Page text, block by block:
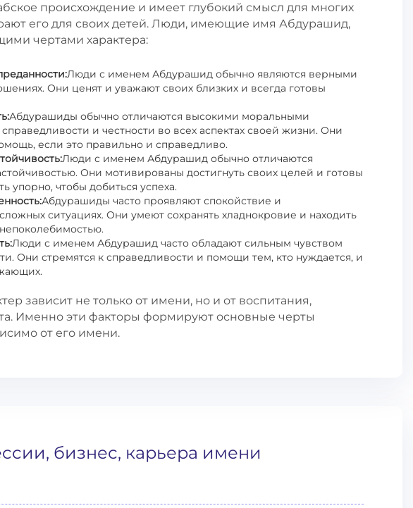
происхождение и имеет глубокий смысл для многих
его для своих детей. Люди, имеющие имя Абдурашид,
чертами характера:
Люди с именем Абдурашид обычно являются верными
Они ценят и уважают своих близких и всегда готовы
Абдурашиды обычно отличаются высокими моральными
и честности во всех аспектах своей жизни. Они
если это правильно и справедливо.
Люди с именем Абдурашид обычно отличаются
Они мотивированы достигнуть своих целей и готовы
упорно, чтобы добиться успеха.
Абдурашиды часто проявляют спокойствие и
ситуациях. Они умеют сохранять хладнокровие и находить
Люди с именем Абдурашид часто обладают сильным чувством
Они стремятся к справедливости и помощи тем, кто нуждается, и
зависит не только от имени, но и от воспитания,
Именно эти факторы формируют основные черты
от его имени.
бизнес, карьера имени